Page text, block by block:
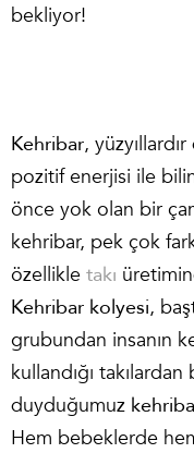
bekliyor!
Kehribar,
pozitif enerjisi ile
önce yok olan bir
kehribar, pek çok
özellikle takı
Kehribar kolyesi,
grubundan insanın
kullandığı
duyduğumuz
Hem bebeklerde